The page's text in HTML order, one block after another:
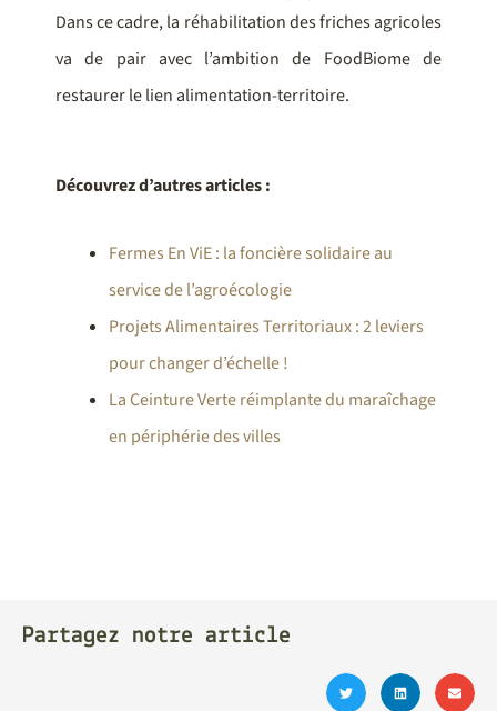
Dans ce cadre, la réhabilitation des friches agricoles
va de pair avec l’ambition de FoodBiome de
restaurer le lien alimentation-territoire.
Découvrez d’autres articles :
Fermes En ViE : la foncière solidaire au
service de l’agroécologie
Projets Alimentaires Territoriaux : 2 leviers
pour changer d’échelle !
La Ceinture Verte réimplante du maraîchage
en périphérie des villes
Partagez notre article